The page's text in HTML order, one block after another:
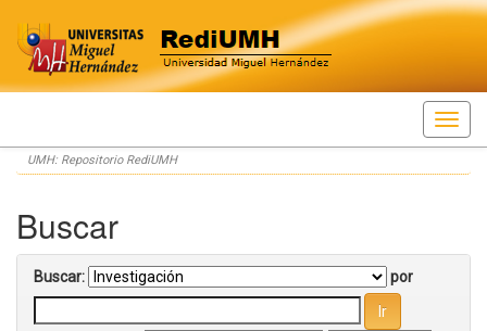
Skip
navigation
UMH: Repositorio RediUMH
Buscar
Buscar: por